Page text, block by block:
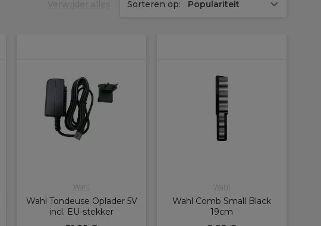
Sorteren op: Populariteit
Wahl
Wahl Tondeuse Oplader 5V
incl. EU-stekker
Wahl
Wahl Comb Small Black
19cm